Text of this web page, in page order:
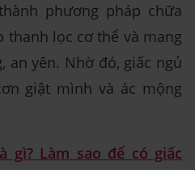
phương pháp chữa
thanh lọc cơ thể và mang
an yên. Nhờ đó, giấc ngủ
giật mình và ác mộng
gì? Làm sao để có giấc